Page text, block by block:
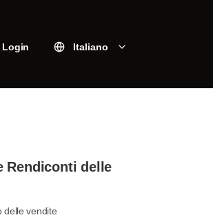
Login Italiano
Rendiconti delle
delle vendite